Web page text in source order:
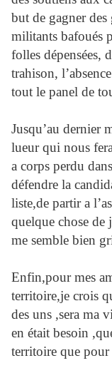
but de gagner des
militants bafoués
folles dépensées,
trahison,
tout le panel de
Jusqu’au dernier
lueurqui nous
a corps perdu
défendre la
liste,de partir a
quelque chose de
me semble bien
Enfin,pour mes
territoire,je crois
des uns ,sera ma
en était besoin
territoire que